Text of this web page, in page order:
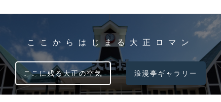
ッ
プ
ここからはじまる大正ロマン
ここに残る大正の空気 浪漫亭ギャラリー